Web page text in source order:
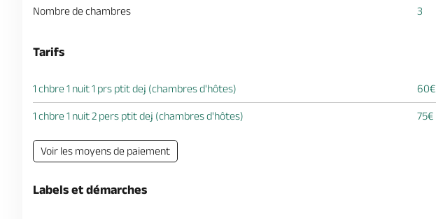
Nombre de chambres
3
Tarifs
1 chbre 1 nuit 1 prs ptit dej (chambres d'hôtes) 60€
1 chbre 1 nuit 2 pers ptit dej (chambres d'hôtes) 75€
Voir les moyens de paiement
Labels et démarches